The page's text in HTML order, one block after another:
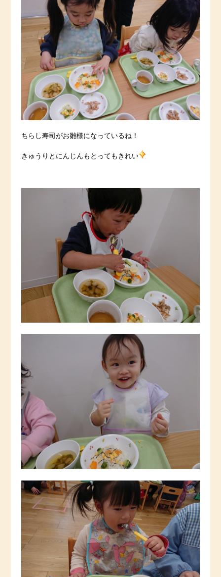
ちらし寿司がお雛様になっているね！
きゅうりとにんじんもとってもきれい